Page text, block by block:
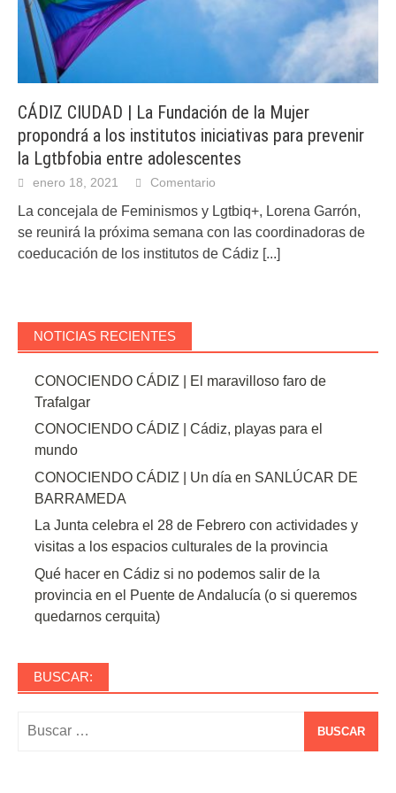
CÁDIZ CIUDAD | La Fundación de la Mujer
propondrá a los institutos iniciativas para prevenir
la Lgtbfobia entre adolescentes
enero 18, 2021 Comentario
La concejala de Feminismos y Lgtbiq+, Lorena Garrón,
se reunirá la próxima semana con las coordinadoras de
coeducación de los institutos de Cádiz [...]
NOTICIAS RECIENTES
CONOCIENDO CÁDIZ | El maravilloso faro de
Trafalgar
CONOCIENDO CÁDIZ | Cádiz, playas para el
mundo
CONOCIENDO CÁDIZ | Un día en SANLÚCAR DE
BARRAMEDA
La Junta celebra el 28 de Febrero con actividades y
visitas a los espacios culturales de la provincia
Qué hacer en Cádiz si no podemos salir de la
provincia en el Puente de Andalucía (o si queremos
quedarnos cerquita)
BUSCAR: